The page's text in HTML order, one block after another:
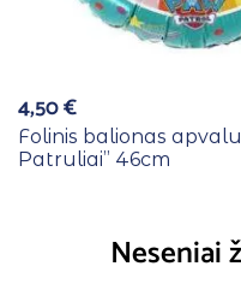
4,50€
Folinis balionas
Patruliai” 46cm
Neseniai